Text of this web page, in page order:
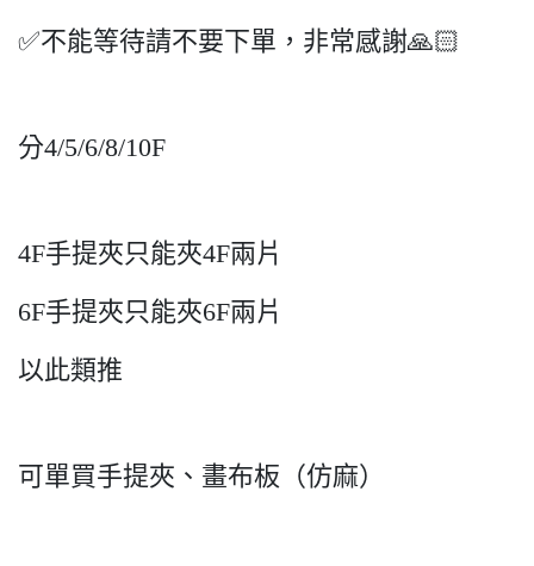
✅不能等待請不要下單，非常感謝🙏🏻
分4/5/6/8/10F
4F手提夾只能夾4F兩片
6F手提夾只能夾6F兩片
以此類推
可單買手提夾、畫布板（仿麻）